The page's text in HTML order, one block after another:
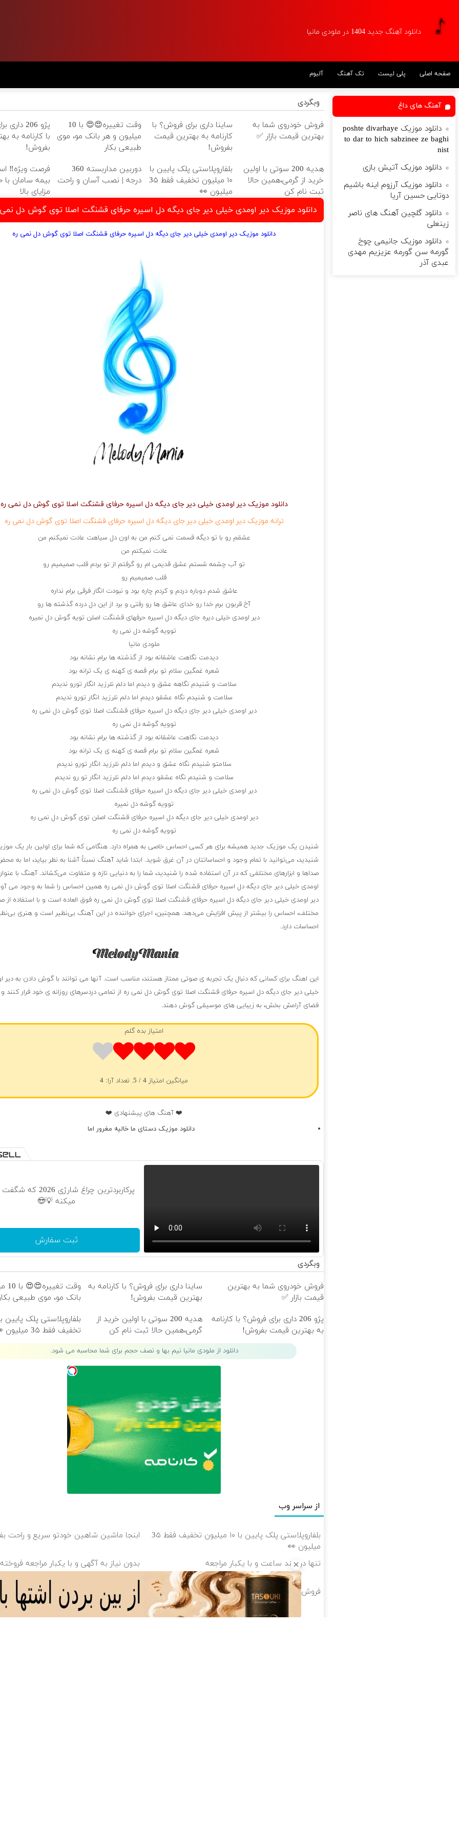
دانلود آهنگ جدید 1404 در ملودی مانیا
صفحه اصلی پلی لیست تک آهنگ آلبوم
وبگردی
فروش خودروی شما به
بهترین قیمت بازار ✅
ساینا داری برای فروش؟ با
کارنامه به بهترین قیمت
بفروش!
وقت تغییره😍😍 با 10
میلیون و هر بانک مو، موی
طبیعی بکار
پژو 206
با کارنامه به
بفروش!
هدیه 200 سوتی با اولین
خرید از گرمی،همین حالا
ثبت نام کن
بلفاروپلاستی پلک پایین با
۱۰ میلیون تخفیف فقط 3۵
میلیون 👀
دوربین مداربسته 360
درجه | نصب آسان و راحت
فرصت ویژه‼️
بیمه سامان با
مزایای بالا
دانلود موزیک دیر اومدی خیلی دیر جای دیگه دل اسیره حرفای قشنگت اصلا توی گوش دل
دانلود موزیک دیر اومدی خیلی دیر جای دیگه دل اسیره حرفای قشنگت اصلا توی گوش دل نمی ره
دانلود موزیک دیر اومدی خیلی دیر جای دیگه دل اسیره حرفای قشنگت اصلا توی گوش دل نمی ره
ترانه موزیک دیر اومدی خیلی دیر جای دیگه دل اسیره حرفای قشنگت اصلا توی گوش دل نمی ره
عشقم رو با تو دیگه قسمت نمی کنم من به اون دل سیاهت عادت نمیکنم من
عادت نمیکنم من
تو آب چشمه شستم عشق قدیمی ام رو گرفتم از تو بردم قلب صمیمیم رو
قلب صمیمیم رو
عاشق شدم دوباره دردم و کردم چاره بود و نبودت انگار فرقی برام نداره
آخ قربون برم خدا رو خدای عاشق ها رو رفتی و برد از این دل درده گذشته ها رو
دیر اومدی خیلی دیره جای دیگه دل اسیره حرفهای قشنگت اصلن تویه گوش دل نمیره
توویه گوشه دل نمی ره
ملودی مانیا
دیدمت نگاهت عاشقانه بود از گذشته ها برام نشانه بود
شعره غمگین سلام تو برام قصه ی کهنه ی یک ترانه بود
سلامت و شنیدم نگاهه عشق و دیدم اما دلم نلرزید انگار تورو ندیدم
سلامت و شنیدم نگاه عشقو دیدم اما دلم نلرزید انگار تورو ندیدم
دیر اومدی خیلی دیر جای دیگه دل اسیره حرفای قشنگت اصلا توی گوش دل نمی ره
توویه گوشه دل نمی ره
دیدمت نگاهت عاشقانه بود از گذشته ها برام نشانه بود
شعره غمگین سلام تو برام قصه ی کهنه ی یک ترانه بود
سلامتو شنیدم نگاه عشق و دیدم اما دلم نلرزید انگار تورو ندیدم
سلامت و شنیدم نگاه عشقو دیدم اما دلم نلرزید انگار تو رو ندیدم
دیر اومدی خیلی دیر جای دیگه دل اسیره حرفای قشنگت اصلا توی گوش دل نمی ره
توویه گوشه دل نمیره
دیر اومدی خیلی دیر جای دیگه دل اسیره حرفای قشنگت اصلن توی گوش دل نمی ره
توویه گوشه دل نمی ره
شنیدن یک موزیک جدید همیشه برای هر کسی احساس خاصی به همراه دارد. هنگامی که شما برای اولین بار یک
شنیدید، می‌توانید با تمام وجود و احساساتتان در آن غرق شوید. ابتدا شاید آهنگ نسبتاً آشنا به نظر بیاید، اما به
صداها و ابزارهای مختلفی که در آن استفاده شده را شنیدید، شما را به دنیایی تازه و متفاوت می‌کشاند. آهنگ با
اومدی خیلی دیر جای دیگه دل اسیره حرفای قشنگت اصلا توی گوش دل نمی ره همین احساس را شما به وجود می
دیر اومدی خیلی دیر جای دیگه دل اسیره حرفای قشنگت اصلا توی گوش دل نمی ره فوق العاده است و با استفاده از
مختلف، احساس را بیشتر از پیش افزایش می‌دهد. همچنین، اجرای خواننده در این آهنگ بی‌نظیر است و هنری
احساسات دارد.
این اهنگ برای کسانی که دنبال یک تجربه ی صوتی ممتاز هستند، مناسب است. آنها می توانند با گوش دادن به دیر
خیلی دیر جای دیگه دل اسیره حرفای قشنگت اصلا توی گوش دل نمی ره از تمامی دردسرهای روزانه ی خود فرار کنند
فضای آرامش بخش، به زیبایی های موسیقی گوش دهند.
امتیاز بده گلم
میانگین امتیاز 4/ 5. تعداد آرا: 4
❤️ آهنگ های پیشنهادی ❤️
دانلود موزیک دستای ما خالیه مغرور اما
پرکاربردترین چراغ شارژی
میکنه 💡😍
ثبت سفارش
وبگردی
فروش خودروی شما به بهترین
قیمت بازار ✅
ساینا داری برای فروش؟ با کارنامه به
بهترین قیمت بفروش!
بانک مو، موی طبیعی بکار
پژو 206 داری برای فروش؟ با کارنامه
به بهترین قیمت بفروش!
هدیه 200 سوتی با اولین خرید از
گرمی،همین حالا ثبت نام کن
تخفیف فقط 3۵ میلیون 👀
دانلود از ملودی مانیا نیم بها و نصف حجم برای شما محاسبه می شود.
از سراسر وب
بلفاروپلاستی پلک پایین با ۱۰ میلیون تخفیف فقط 3۵
میلیون 👀
ابنجا ماشین شاهین خودتو سریع و راحت
تنها در چند ساعت و با یکبار مراجعه بدون نیاز به آگهی و با یکبار مراجعه
فروش راحت پژو ۲۰6، بدون کمیسیون و دردسر سریع ترین راه فروش خودرو اینجاست ✅
آهنگ های داغ
دانلود موزیک poshte divarhaye
to dar to hich sabzinee ze baghi
nist
دانلود موزیک آتیش بازی
دانلود موزیک آرزوم اینه باشیم
دوتایی حسین آریا
دانلود گلچین آهنگ های ناصر
زینعلی
دانلود موزیک جانیمی چوخ
گورمه سن گورمه عزیزیم مهدی
عبدی آذر